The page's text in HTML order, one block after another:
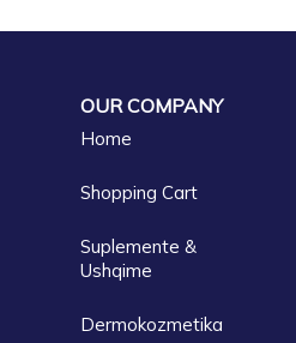
OUR COMPANY
Home
Shopping Cart
Suplemente &
Ushqime
Dermokozmetika